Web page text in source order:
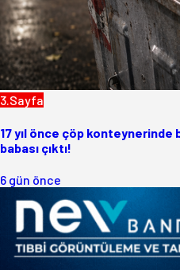
3.Sayfa
17 yıl önce çöp konteynerinde
babası çıktı!
6 gün önce